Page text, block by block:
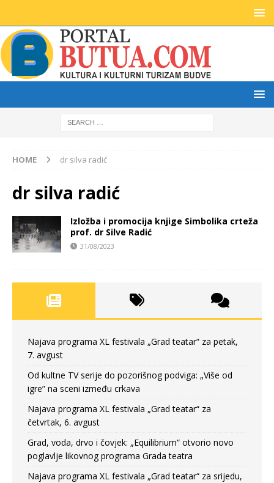
HOME dr silva radić
dr silva radić
Izložba i promocija knjige Simbolika crteža
prof. dr Silve Radić
31/08/2023
Najava programa XL festivala „Grad teatar“ za petak,
7. avgust
Od kultne TV serije do pozorišnog podviga: „Više od
igre” na sceni između crkava
Najava programa XL festivala „Grad teatar“ za
četvrtak, 6. avgust
Grad, voda, drvo i čovjek: „Equilibrium“ otvorio novo
poglavlje likovnog programa Grada teatra
Najava programa XL festivala „Grad teatar“ za srijedu,